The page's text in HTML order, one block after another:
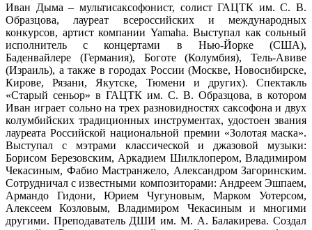
Иван Дыма – мультисаксофонист, солист ГАЦТК им. С. В.
Образцова, лауреат всероссийских и международных
конкурсов, артист компании Yamaha. Выступал как сольный
исполнитель с концертами в Нью-Йорке (США),
Баденвайлере (Германия), Боготе (Колумбия), Тель-Авиве
(Израиль), а также в городах России (Москве, Новосибирске,
Кирове, Рязани, Якутске, Тюмени и других). Спектакль
«Старый сеньор» в ГАЦТК им. С. В. Образцова, в котором
Иван играет сольно на трех разновидностях саксофона и двух
колумбийских традиционных инструментах, удостоен звания
лауреата Российской национальной премии «Золотая маска».
Выступал с мэтрами классической и джазовой музыки:
Борисом Березовским, Аркадием Шилклопером, Владимиром
Чекасиным, Фабио Мастранжело, Александром Загоринским.
Сотрудничал с известными композиторами: Андреем Эшпаем,
Армандо Гидони, Юрием Чугуновым, Марком Уотерсом,
Алексеем Козловым, Владимиром Чекасиным и многими
другими. Преподаватель ДШИ им. М. А. Балакирева. Создал